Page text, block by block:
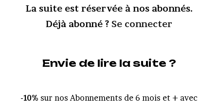
La suite est réservée à nos abonnés.
Déjà abonné ? Se connecter
Envie de lire la suite ?
-10% sur nos Abonnements de 6 mois et + avec